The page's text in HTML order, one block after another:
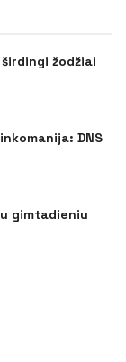
žodžiai
DNS
gimtadieniu